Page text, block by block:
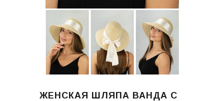
ЖЕНСКАЯ ШЛЯПА ВАНДА С